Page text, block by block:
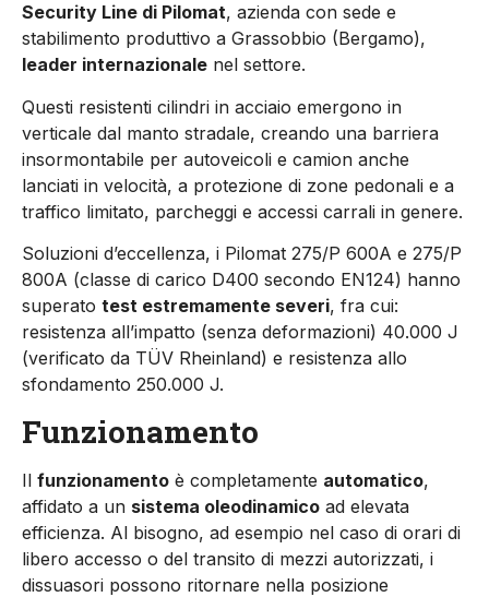
Security Line di Pilomat, azienda con sede e
stabilimento produttivo a Grassobbio (Bergamo),
leader internazionale nel settore.
Questi resistenti cilindri in acciaio emergono in
verticale dal manto stradale, creando una barriera
insormontabile per autoveicoli e camion anche
lanciati in velocità, a protezione di zone pedonali e a
traffico limitato, parcheggi e accessi carrali in genere.
Soluzioni d’eccellenza, i Pilomat 275/P 600A e 275/P
800A (classe di carico D400 secondo EN124) hanno
superato test estremamente severi, fra cui:
resistenza all’impatto (senza deformazioni) 40.000 J
(verificato da TÜV Rheinland) e resistenza allo
sfondamento 250.000 J.
Funzionamento
Il funzionamento è completamente automatico,
affidato a un sistema oleodinamico ad elevata
efficienza. Al bisogno, ad esempio nel caso di orari di
libero accesso o del transito di mezzi autorizzati, i
dissuasori possono ritornare nella posizione